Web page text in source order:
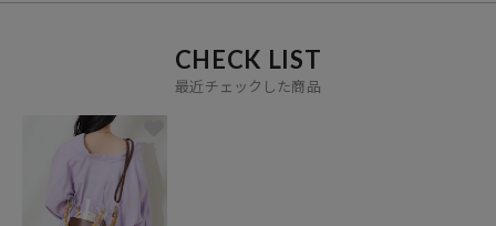
CHECK LIST
最近チェックした商品